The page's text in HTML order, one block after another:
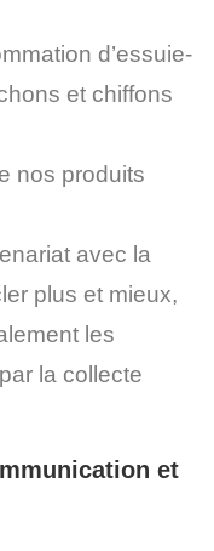
d’essuie-
et chiffons
nos produits
avec la
plus et mieux,
les
la collecte
et